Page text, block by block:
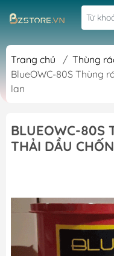
Trang chủ / Thùng
BlueOWC-80S Thùng
lan
BLUEOWC-80S
THẢI DẦU